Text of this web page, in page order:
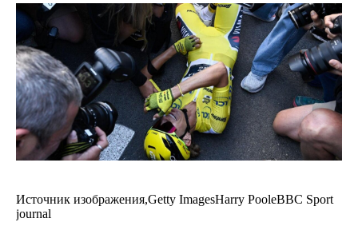
Источник изображения,Getty ImagesHarry PooleBBC Sport
journal